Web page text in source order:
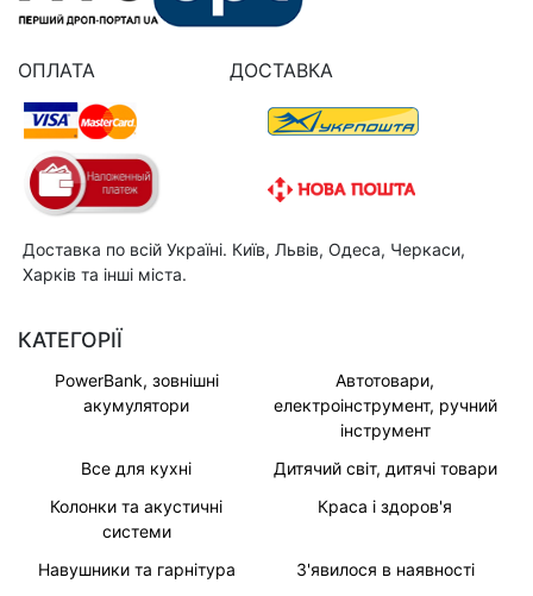
ОПЛАТА ДОСТАВКА
Доставка по всій Україні. Київ, Львів, Одеса, Черкаси,
Харків та інші міста.
КАТЕГОРІЇ
PowerBank, зовнішні
акумулятори
Автотовари,
електроінструмент, ручний
інструмент
Все для кухні
Дитячий світ, дитячі товари
Колонки та акустичні
системи
Краса і здоров'я
Навушники та гарнітура
З'явилося в наявності